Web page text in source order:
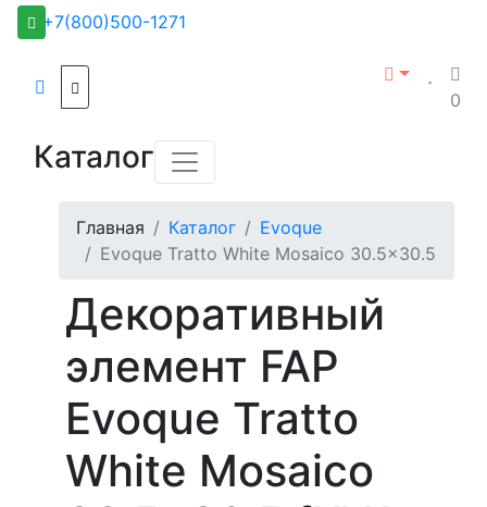
+7(800)500-1271
0
Каталог
Главная Каталог
Evoque
Evoque Tratto White Mosaico 30.5x30.5
Декоративный
элемент FAP
Evoque Tratto
White Mosaico